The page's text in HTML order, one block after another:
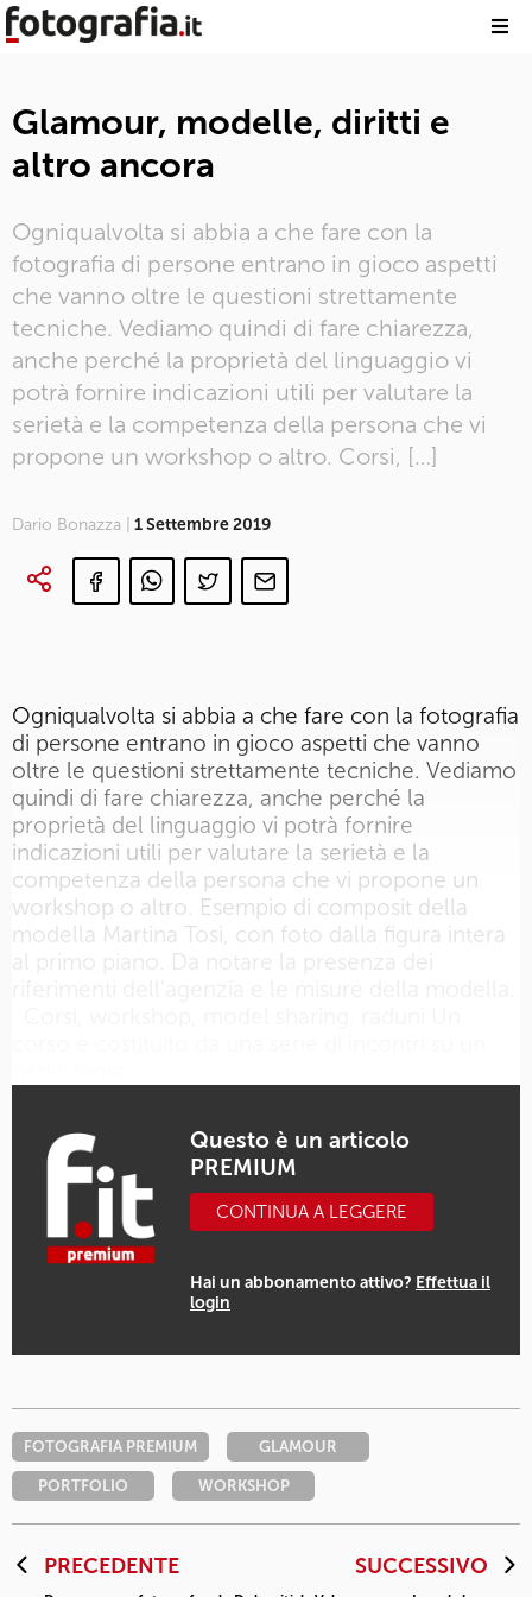
Glamour, modelle, diritti e
altro ancora
Ogniqualvolta si abbia a che fare con la
fotografia di persone entrano in gioco aspetti
che vanno oltre le questioni strettamente
tecniche. Vediamo quindi di fare chiarezza,
anche perché la proprietà del linguaggio vi
potrà fornire indicazioni utili per valutare la
serietà e la competenza della persona che vi
propone un workshop o altro. Corsi, […]
Dario Bonazza | 1 Settembre 2019
Ogniqualvolta si abbia a che fare con la fotografia
di persone entrano in gioco aspetti che vanno
oltre le questioni strettamente tecniche. Vediamo
quindi di fare chiarezza, anche perché la
proprietà del linguaggio vi potrà fornire
indicazioni utili per valutare la serietà e la
competenza della persona che vi propone un
workshop o altro. Esempio di composit della
modella Martina Tosi, con foto dalla figura intera
al primo piano. Da notare la presenza dei
Questo è un articolo
PREMIUM
CONTINUA A LEGGERE
Hai un abbonamento attivo? Effettua il
login
FOTOGRAFIA PREMIUM GLAMOUR
PORTFOLIO WORKSHOP
PRECEDENTE SUCCESSIVO